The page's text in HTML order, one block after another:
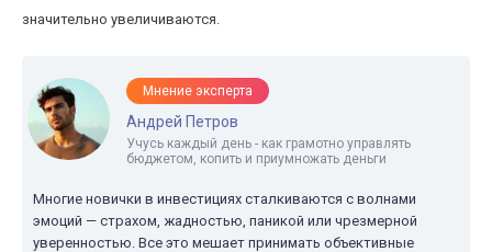
значительно увеличиваются.
Мнение эксперта
Андрей Петров
Учусь каждый день - как грамотно управлять
бюджетом, копить и приумножать деньги
Многие новички в инвестициях сталкиваются с волнами
эмоций — страхом, жадностью, паникой или чрезмерной
уверенностью. Все это мешает принимать объективные